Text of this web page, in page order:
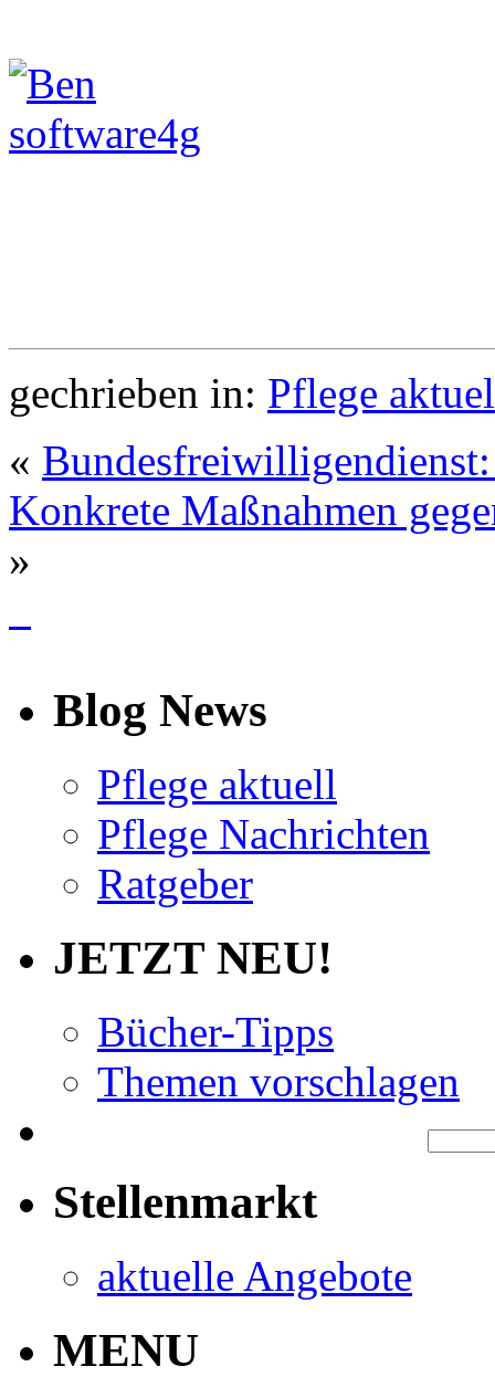
gechrieben in: Pflege
«
Konkrete Maßnahmen
»
Blog News
Pflege aktuell
Pflege Nachrichten
Ratgeber
JETZT NEU!
Bücher-Tipps
Themen vorschlagen
Stellenmarkt
aktuelle Angebote
MENU